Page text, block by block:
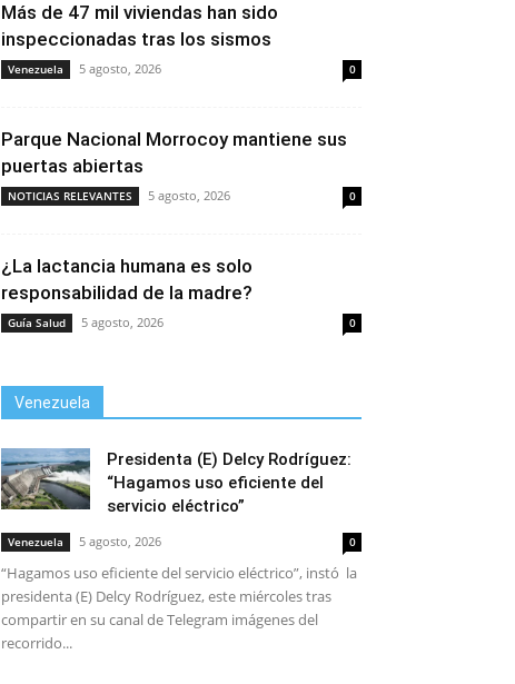
Más de 47 mil viviendas han sido
inspeccionadas tras los sismos
Venezuela 5 agosto, 2026 0
Parque Nacional Morrocoy mantiene sus
puertas abiertas
NOTICIAS RELEVANTES 5 agosto, 2026 0
¿La lactancia humana es solo
responsabilidad de la madre?
Guía Salud 5 agosto, 2026 0
Venezuela
Presidenta (E) Delcy Rodríguez:
“Hagamos uso eficiente del
servicio eléctrico”
Venezuela 5 agosto, 2026 0
“Hagamos uso eficiente del servicio eléctrico”, instó la
presidenta (E) Delcy Rodríguez, este miércoles tras
compartir en su canal de Telegram imágenes del
recorrido...